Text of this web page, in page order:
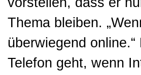
Thema bleiben.
überwiegend
Telefon geht, wenn